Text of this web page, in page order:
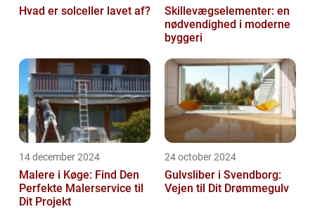
Hvad er solceller lavet af?
Skillevægselementer: en
nødvendighed i moderne
byggeri
14 december 2024
Malere i Køge: Find Den
Perfekte Malerservice til
Dit Projekt
24 october 2024
Gulvsliber i Svendborg:
Vejen til Dit Drømmegulv